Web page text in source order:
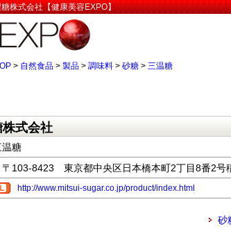
株式会社【健康美容EXPO】
> 自然食品 > 製品 > 調味料 > 砂糖 > 三温糖
式会社
温糖
〒103-8423 東京都中央区日本橋本町2丁目8番2号
http://www.mitsui-sugar.co.jp/product/index.html
砂